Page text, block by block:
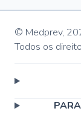
© Medprev,
Todos os